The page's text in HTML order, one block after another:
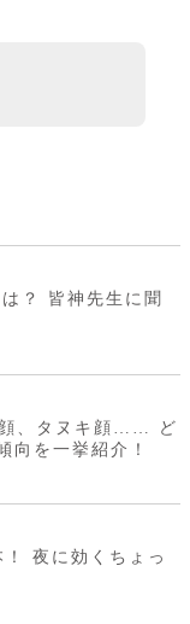
？ 皆神先生に聞
顔、タヌキ顔…… ど
向を一挙紹介！
夜に効くちょっ